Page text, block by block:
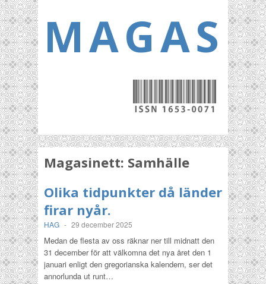
Magasinett: Samhälle
Olika tidpunkter då länder
firar nyår.
HAG - 29 december 2025
Medan de flesta av oss räknar ner till midnatt den
31 december för att välkomna det nya året den 1
januari enligt den gregorianska kalendern, ser det
annorlunda ut runt…